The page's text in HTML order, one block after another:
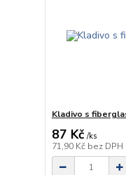
Kladivo s
87 Kč /ks
71,90 Kč bez DPH